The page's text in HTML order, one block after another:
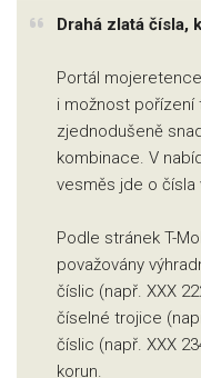
Drahá zlatá čísla,
Portál
i možnost pořízení
zjednodušeně
kombinace. V
vesměs jde o čísla
Podle stránek T-
považovány
číslic (např. XXX
číselné trojice
číslic (např. XXX
korun.